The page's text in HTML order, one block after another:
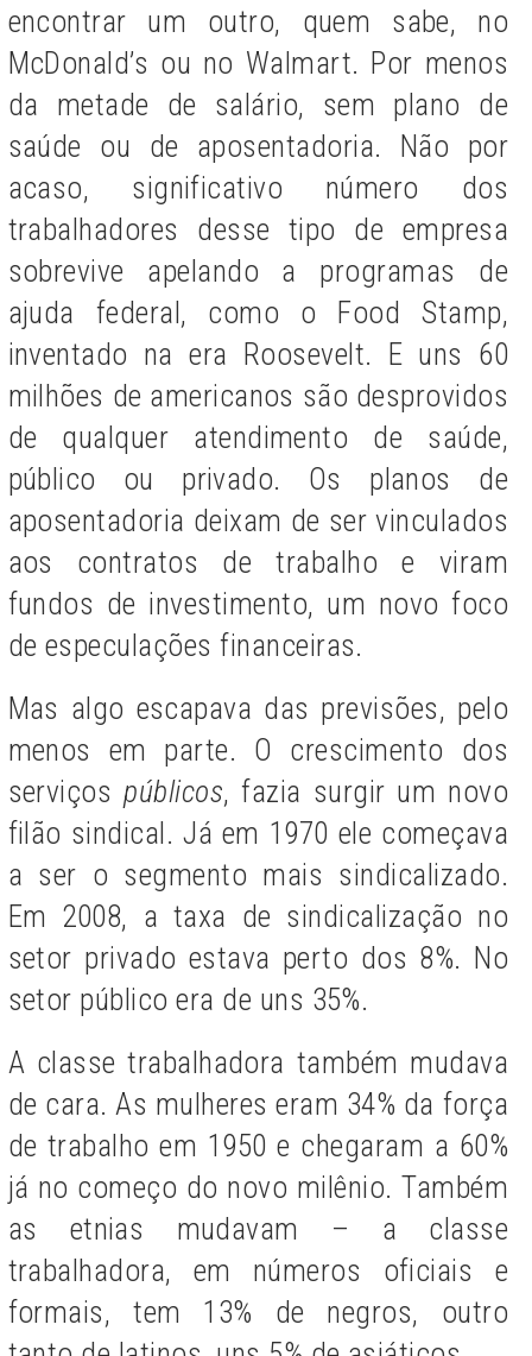
encontrar um outro, quem sabe, no
McDonald’s ou no Walmart. Por menos
da metade de salário, sem plano de
saúde ou de aposentadoria. Não por
acaso, significativo número dos
trabalhadores desse tipo de empresa
sobrevive apelando a programas de
ajuda federal, como o Food Stamp,
inventado na era Roosevelt. E uns 60
milhões de americanos são desprovidos
de qualquer atendimento de saúde,
público ou privado. Os planos de
aposentadoria deixam de ser vinculados
aos contratos de trabalho e viram
fundos de investimento, um novo foco
de especulações financeiras.
Mas algo escapava das previsões, pelo
menos em parte. O crescimento dos
serviçospúblicos, fazia surgir um novo
filão sindical. Já em 1970 ele começava
a ser o segmento mais sindicalizado.
Em 2008, a taxa de sindicalização no
setor privado estava perto dos 8%. No
setor público era de uns 35%.
A classe trabalhadora também mudava
de cara. As mulheres eram 34% da força
de trabalho em 1950 e chegaram a 60%
já no começo do novo milênio. Também
as etnias mudavam – a classe
trabalhadora, em números oficiais e
formais, tem 13% de negros, outro